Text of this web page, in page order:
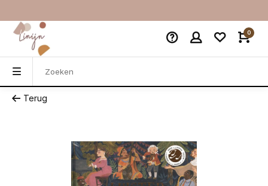
0
Terug